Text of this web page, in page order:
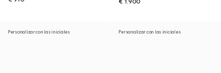
€ 1.900
Personalizar con las iniciales Personalizar con las iniciales